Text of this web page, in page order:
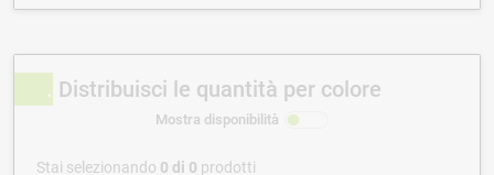
Distribuisci le quantità per colore
Mostra disponibilità
Stai selezionando 0 di 0 prodotti